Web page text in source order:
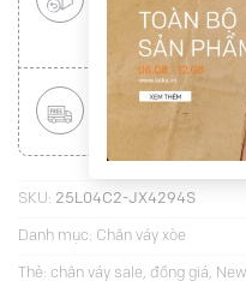
Được đổi trả hàng
Xem chi tiết)
MIỄN PHÍ VẬN
Áp dụng với hóa đơn
SKU: 25L04C2-JX4294S
Danh mục: Chân váy xòe
Thẻ: chân váy sale, đồng giá,